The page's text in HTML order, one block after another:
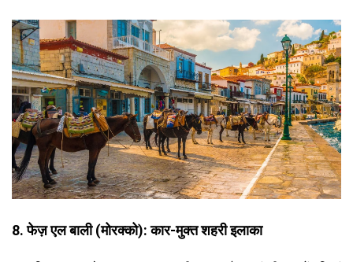
8. फेज़ एल बाली (मोरक्को): कार-मुक्त शहरी इलाका